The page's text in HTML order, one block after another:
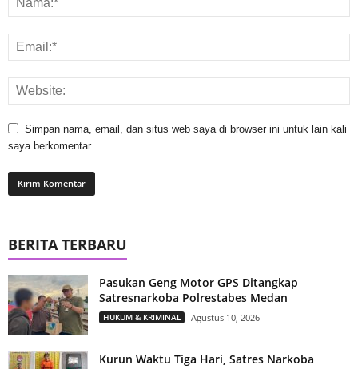
Simpan nama, email, dan situs web saya di browser ini untuk lain kali
saya berkomentar.
BERITA TERBARU
Pasukan Geng Motor GPS Ditangkap
Satresnarkoba Polrestabes Medan
HUKUM & KRIMINAL Agustus 10, 2026
Kurun Waktu Tiga Hari, Satres Narkoba